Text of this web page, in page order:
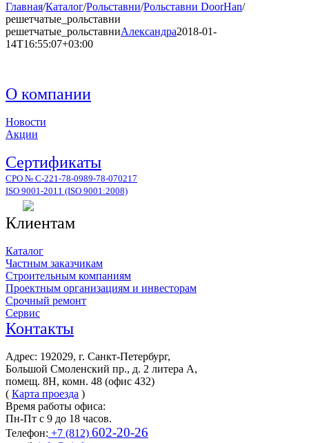
Главная/Каталог/Рольставни/Рольставни DoorHan/
решетчатые_рольставни
решетчатые_рольставниАлександра2018-01-
14T16:55:07+03:00
О компании
Новости
Акции
Сертификаты
СРО № С-221-78-0989-78-070217
ISO 9001-2011 (ISO 9001:2008)
Клиентам
Каталог
Частным заказчикам
Строительным компаниям
Проектным организациям и инвесторам
Срочный ремонт
Сервис
Контакты
Адрес: 192029, г. Санкт-Петербург,
Большой Смоленский пр., д. 2 литера А,
помещ. 8Н, комн. 48 (офис 432)
( Карта проезда )
Время работы офиса:
Пн-Пт с 9 до 18 часов.
Телефон: +7 (812) 602-20-26